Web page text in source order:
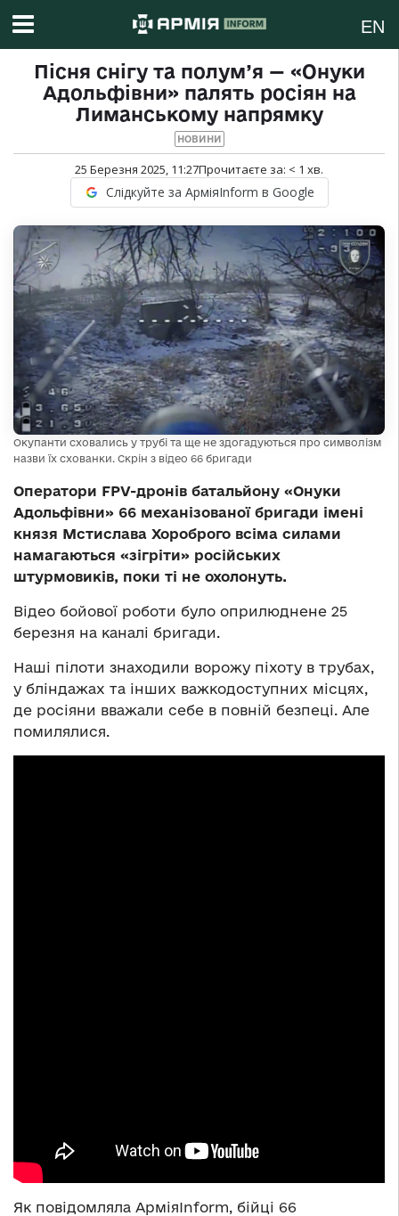
EN
Пісня снігу та полум’я — «Онуки
Адольфівни» палять росіян на
Лиманському напрямку
НОВИНИ
25 Березня 2025, 11:27Прочитаєте за: < 1 хв.
Слідкуйте за АрміяInform в Google
Окупанти сховались у трубі та ще не здогадуються про символізм
назви їх схованки. Скрін з відео 66 бригади
Оператори FPV-дронів батальйону «Онуки
Адольфівни» 66 механізованої бригади імені
князя Мстислава Хороброго всіма силами
намагаються «зігріти» російських
штурмовиків, поки ті не охолонуть.
Відео бойової роботи було оприлюднене 25
березня на каналі бригади.
Наші пілоти знаходили ворожу піхоту в трубах,
у бліндажах та інших важкодоступних місцях,
де росіяни вважали себе в повній безпеці. Але
помилялися.
Як повідомляла АрміяInform, бійці 66